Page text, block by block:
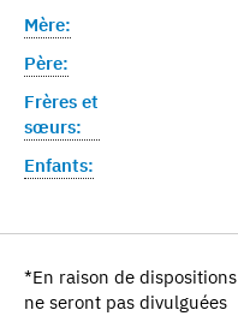
Mère:
Père:
Frères et
sœurs:
Enfants:
*En raison de
ne seront pas divulguées